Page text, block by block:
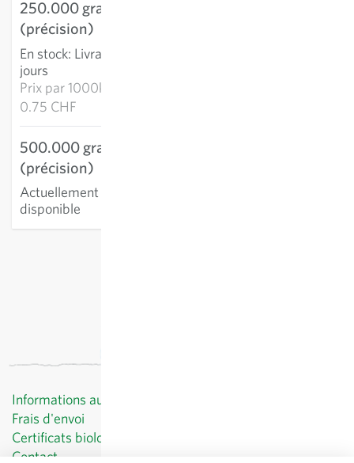
250.000 graines
(précision)
En stock: Livraison 2-4
jours
Prix par1000k:
0.75 CHF
500.000 graines
(précision)
Actuellement non
disponible
Informations au client
Frais d'envoi
Certificats biologiques
Contact